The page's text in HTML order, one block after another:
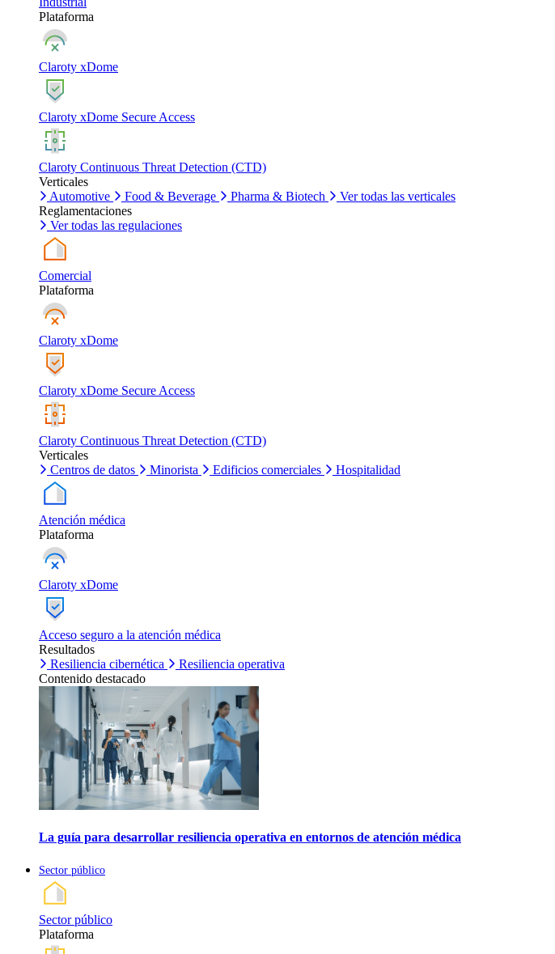
Plataforma
Claroty xDome
Claroty xDome Secure Access
Claroty Continuous Threat Detection (CTD)
Verticales
Automotive
Food & Beverage Pharma & Biotech
Ver todas las verticales
Reglamentaciones
Ver todas las regulaciones
Comercial
Plataforma
Claroty xDome
Claroty xDome Secure Access
Claroty Continuous Threat Detection (CTD)
Verticales
Centros de datos
Minorista Edificios comerciales Hospitalidad
Atención médica
Plataforma
Claroty xDome
Acceso seguro a la atención médica
Resultados
Resiliencia cibernética
Resiliencia operativa
Contenido destacado
La guía para desarrollar resiliencia operativa en entornos de atención médica
Sector público
Sector público
Plataforma